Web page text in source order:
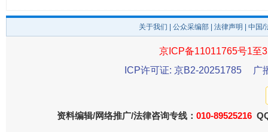
东山县通报“牛蛙产品抗生素超标问题” 法
关于我们 公众采编部 法律声明 | 中国
京ICP备11011765号1至
ICP许可证: 京B2-20251785
广
资料编辑/网络推广/法律咨询专线： 010-89525216